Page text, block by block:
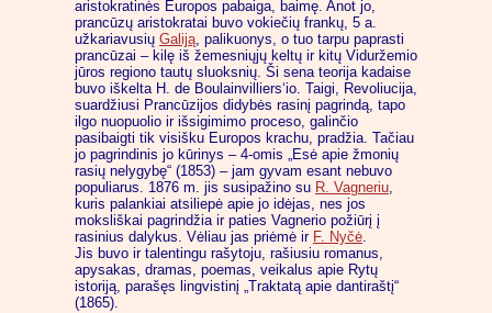
aristokratinės Europos pabaiga, baimę. Anot jo,
prancūzų aristokratai buvo vokiečių frankų, 5 a.
užkariavusių Galiją, palikuonys, o tuo tarpu paprasti
prancūzai – kilę iš žemesniųjų keltų ir kitų Viduržemio
jūros regiono tautų sluoksnių. Ši sena teorija kadaise
buvo iškelta H. de Boulainvilliers‘io. Taigi, Revoliucija,
suardžiusi Prancūzijos didybės rasinį pagrindą, tapo
ilgo nuopuolio ir išsigimimo proceso, galinčio
pasibaigti tik visišku Europos krachu, pradžia. Tačiau
jo pagrindinis jo kūrinys – 4-omis „Esė apie žmonių
rasių nelygybę“ (1853) – jam gyvam esant nebuvo
populiarus. 1876 m. jis susipažino su R. Vagneriu,
kuris palankiai atsiliepė apie jo idėjas, nes jos
moksliškai pagrindžia ir paties Vagnerio požiūrį į
rasinius dalykus. Vėliau jas priėmė ir F. Nyčė.
Jis buvo ir talentingu rašytoju, rašiusiu romanus,
apysakas, dramas, poemas, veikalus apie Rytų
istoriją, parašęs lingvistinį „Traktatą apie dantiraštį“
(1865).